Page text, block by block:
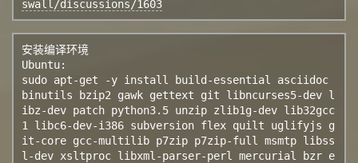
swall/discussions/1603
安装编译环境
Ubuntu:
sudo apt-get -y install build-essential asciidoc
binutils bzip2 gawk gettext git libncurses5-dev l
ibz-dev patch python3.5 unzip zlib1g-dev lib32gcc
1 libc6-dev-i386 subversion flex quilt uglifyjs g
it-core gcc-multilib p7zip p7zip-full msmtp libss
l-dev xsltproc libxml-parser-perl mercurial bzr e